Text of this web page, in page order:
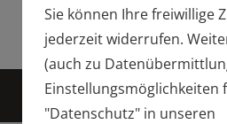
Sie können Ihre freiwillige
jederzeit widerrufen.
(auch zu
Einstellungsmöglichkeiten
"Datenschutz" in unseren
ZUM BEISPIEL DIE
ARZDAMPFLOK
HIER DEN